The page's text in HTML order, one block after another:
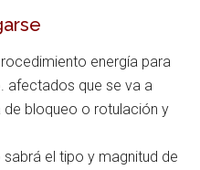
energía para
afectados que se va a
de bloqueo o rotulación y
el tipo y magnitud de